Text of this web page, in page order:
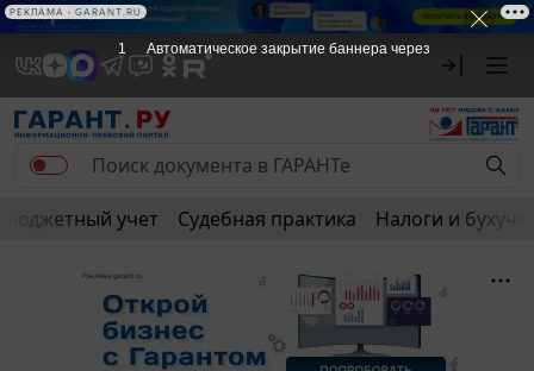
РЕКЛАМА
Бюджетный учет Судебная практика Налоги и
1 Автоматическое закрытие баннера через
РЕКЛАМА • GARANT.RU